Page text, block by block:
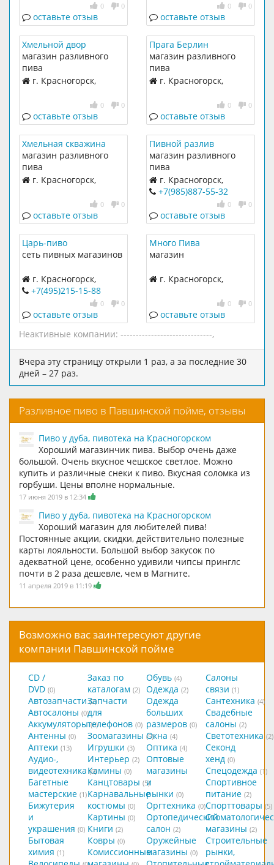
0 0
оставьте отзыв
0 0
оставьте отзыв
Хмельной двор
магазин разливного
пива
г. Красногорск,
0 0
оставьте отзыв
Прага Берлин
магазин разливного
пива
г. Красногорск,
0 0
оставьте отзыв
Хмельная скважина
магазин разливного
пива
г. Красногорск,
0 0
оставьте отзыв
Пивной разлив
магазин разливного
пива
г. Красногорск,
Красногорский бульвар,
+7(985)887-55-32
0 0
оставьте отзыв
Царь-пиво
сеть пивных магазинов
г. Красногорск,
Подмосковный бульвар,
+7(495)215-15-88
0 0
оставьте отзыв
Много Пива
магазин
г. Красногорск,
0 0
оставьте отзыв
Неактивные компании: ------------------------------,
Вчера эту страницу открыли 1 раз, а за последние 30
дней – 27 раз.
Разливное пиво в Павшинской пойме, отзывы
Пиво у дуба, пивотека на Красногорском
Хороший магазинчик пива. Выбор очень даже
большой. Очень вкусное чешское светлое. Можно
купить и различные снеки к пиво. Вкусная соломка из
горбуши. Цены вполне нормальные.
17 июня 2019 в 12:34
Пиво у дуба, пивотека на Красногорском
Хороший магазин для любителей пива!
Постоянные акции, скидки, действительно полезные
карты лояльности. Большой выбор закусок по
адекватной цене, особенно удивили чипсы принглс
почти в 2 раза дешевле, чем в Магните.
11 апреля 2019 в 11:19
Возможно вас заинтересуют другие
компании Павшинской пойме
CD /
DVD (0)
Автозапчасти (2)
Автосалоны (0)
Аккумуляторы (0)
Антенны (0)
Аптеки (13)
Аудио-,
видеотехника (0)
Багетные
мастерские (1)
Бижутерия
и
украшения (0)
Бытовая
химия (1)
Заказ по
каталогам (2)
Запчасти
для
телефонов (0)
Зоомагазины (5)
Игрушки (3)
Интерьер (2)
Камины (0)
Канцтовары (5)
Карнавальные
костюмы (0)
Картины (0)
Книги (2)
Ковры (0)
Комиссионные
Обувь (4)
Одежда (2)
Одежда
больших
размеров (0)
Окна (4)
Оптика (4)
Оптовые
магазины
и
рынки (0)
Оргтехника (0)
Ортопедический
салон (2)
Оружейные
магазины (0)
Салоны
связи (1)
Сантехника (4)
Свадебные
салоны (2)
Светотехника (2)
Секонд
хенд (0)
Спецодежда (1)
Спортивное
питание (2)
Спорттовары (5)
магазины (2)
Строительные
рынки,